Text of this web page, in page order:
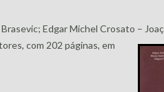
Edgar Michel Crosato –
com 202 páginas, em